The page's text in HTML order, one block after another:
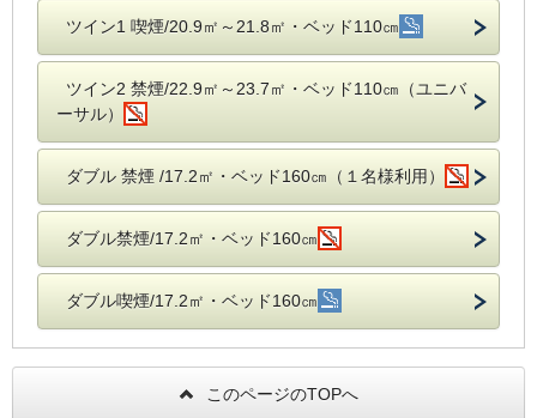
ツイン1 喫煙/20.9㎡～21.8㎡・ベッド110㎝
ツイン2 禁煙/22.9㎡～23.7㎡・ベッド110㎝（ユニバ
ーサル）
ダブル 禁煙 /17.2㎡・ベッド160㎝（１名様利用）
ダブル禁煙/17.2㎡・ベッド160㎝
ダブル喫煙/17.2㎡・ベッド160㎝
このページのTOPへ